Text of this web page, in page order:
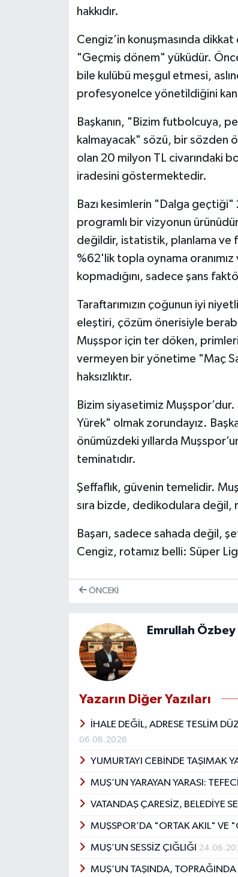
hakkıdır.
Cengiz’in konuşmasında
"Geçmiş dönem" yüküdür.
bile kulübü meşgul etmesi,
profesyonelce yönetildiğini
Başkanın, "Bizim futbolcuya,
kalmayacak" sözü, bir sözden
olan 20 milyon TL civarındaki
iradesini göstermektedir.
Bazı kesimlerin "Dalga geçtiği"
programlı bir vizyonun
değildir, istatistik, planlama ve
%62'lik topla oynama
kopmadığını, sadece şans
Taraftarımızın çoğunun iyi
eleştiri, çözüm önerisiyle
Muşspor için ter döken,
vermeyen bir yönetime "Maç
haksızlıktır.
Bizim siyasetimiz
Yürek" olmak zorundayız.
önümüzdeki yıllarda
teminatıdır.
Şeffaflık, güvenin temelidir.
sıra bizde, dedikodulara değil,
Başarı, sadece sahada değil,
Cengiz, rotamız belli: Süper
ÖNCEKI
Emrullah Özbey
Yazarın Diğer Yazıları
İHALE DEĞİL, ADRESE TESLİM
06.08.2026
YUMURTAYI CEBİNDE TAŞIMAK
MUŞ’UN YARAYAN YARASI:
VATANDAŞ ÇARESİZ, BELEDİYE
MUŞSPOR’DA "ORTAK AKIL" VE
MUŞ’UN SESSİZ ÇIĞLIĞI
MUŞ’UN TAŞINDA, TOPRAĞINDA